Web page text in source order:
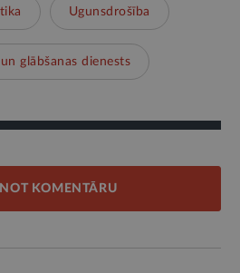
Ugunsdrošība
glābšanas dienests
KOMENTĀRU